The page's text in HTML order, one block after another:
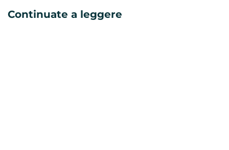
Continuate a leggere